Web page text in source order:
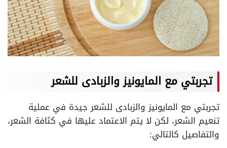
تجربتي مع المايونيز والزبادى للشعر
تجربتي مع المايونيز والزبادى للشعر جيدة في عملية
تنعيم الشعر، لكن لا يتم الاعتماد عليها في كثافة الشعر،
والتفاصيل كالتالي: